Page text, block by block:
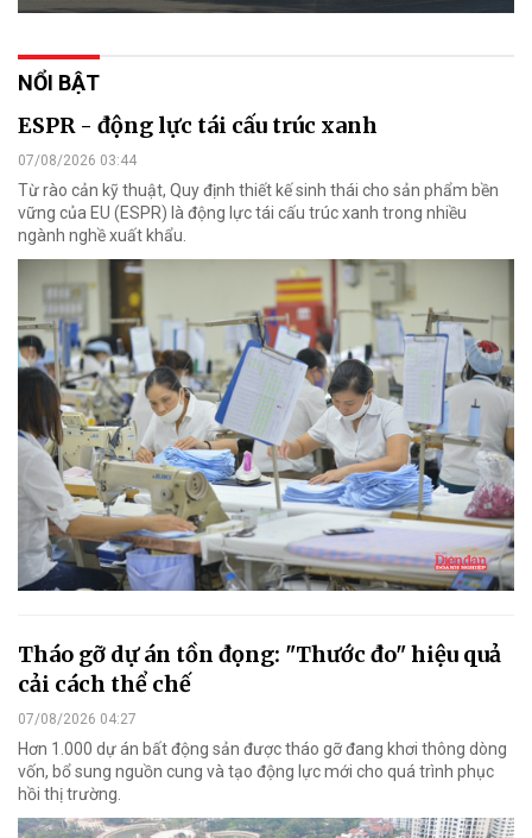
NỔI BẬT
ESPR - động lực tái cấu trúc xanh
07/08/2026 03:44
Từ rào cản kỹ thuật, Quy định thiết kế sinh thái cho sản phẩm bền
vững của EU (ESPR) là động lực tái cấu trúc xanh trong nhiều
ngành nghề xuất khẩu.
Tháo gỡ dự án tồn đọng: "Thước đo" hiệu quả
cải cách thể chế
07/08/2026 04:27
Hơn 1.000 dự án bất động sản được tháo gỡ đang khơi thông dòng
vốn, bổ sung nguồn cung và tạo động lực mới cho quá trình phục
hồi thị trường.